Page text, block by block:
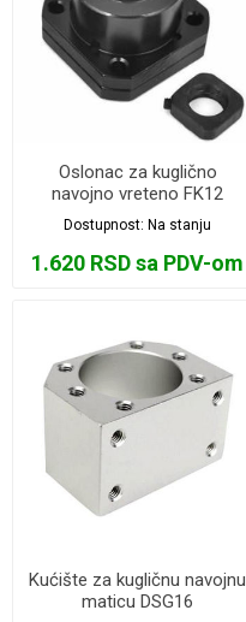
Oslonac za kuglično
navojno vreteno FK12
Dostupnost: Na stanju
1.620 RSD sa PDV-om
Kućište za kugličnu navojnu
maticu DSG16